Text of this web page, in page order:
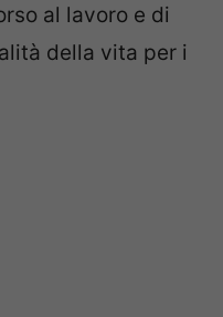
al lavoro e di
della vita per i